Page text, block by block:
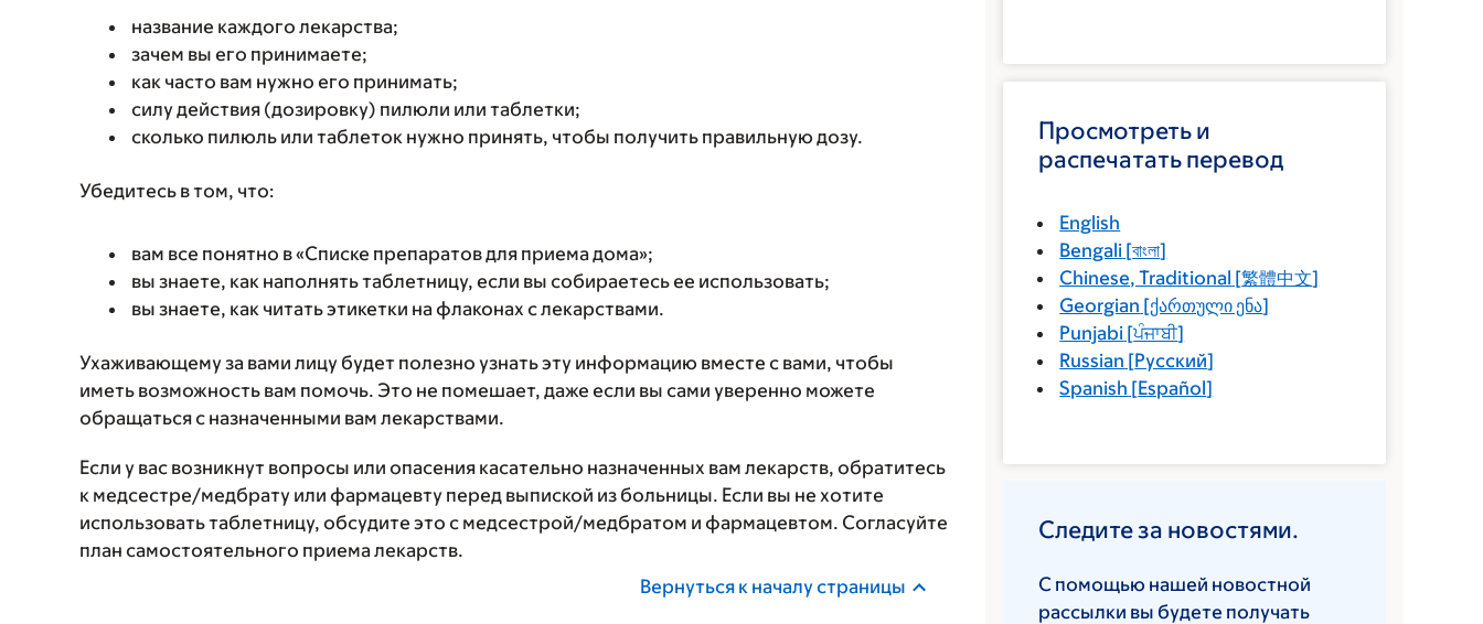
название каждого лекарства;
зачем вы его принимаете;
как часто вам нужно его принимать;
силу действия (дозировку) пилюли или таблетки;
сколько пилюль или таблеток нужно принять, чтобы получить правильную дозу.
Убедитесь в том, что:
вам все понятно в «Списке препаратов для приема дома»;
вы знаете, как наполнять таблетницу, если вы собираетесь ее использовать;
вы знаете, как читать этикетки на флаконах с лекарствами.
Ухаживающему за вами лицу будет полезно узнать эту информацию вместе с вами, чтобы
иметь возможность вам помочь. Это не помешает, даже если вы сами уверенно можете
обращаться с назначенными вам лекарствами.
Если у вас возникнут вопросы или опасения касательно назначенных вам лекарств, обратитесь
к медсестре/медбрату или фармацевту перед выпиской из больницы. Если вы не хотите
использовать таблетницу, обсудите это с медсестрой/медбратом и фармацевтом. Согласуйте
план самостоятельного приема лекарств.
Вернуться к началу страницы
Просмотреть и
распечатать перевод
English
Bengali [বাংলা]
Chinese, Traditional [繁體中文]
Georgian [ქართული ენა]
Punjabi [ਪੰਜਾਬੀ]
Russian [Русский]
Spanish [Español]
Следите за новостями.
С помощью нашей новостной
рассылки вы будете получать